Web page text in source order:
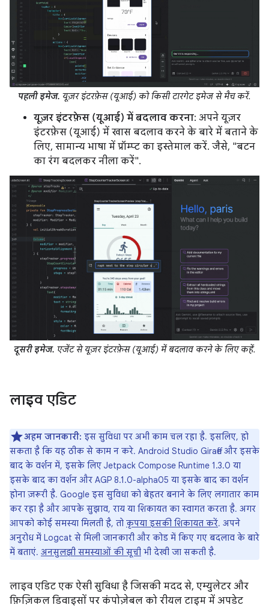
पहली इमेज. यूज़र इंटरफ़ेस (यूआई) को किसी टारगेट इमेज से मैच करें.
यूज़र इंटरफ़ेस (यूआई) में बदलाव करना: अपने यूज़र
इंटरफ़ेस (यूआई) में खास बदलाव करने के बारे में बताने के
लिए, सामान्य भाषा में प्रॉम्प्ट का इस्तेमाल करें. जैसे, "बटन
का रंग बदलकर नीला करें".
दूसरी इमेज. एजेंट से यूज़र इंटरफ़ेस (यूआई) में बदलाव करने के लिए कहें.
लाइव एडिट
अहम जानकारी: इस सुविधा पर अभी काम चल रहा है. इसलिए, हो
सकता है कि यह ठीक से काम न करे. Android Studio Giraffe और इसके
बाद के वर्शन में, इसके लिए Jetpack Compose Runtime 1.3.0 या
इसके बाद का वर्शन और AGP 8.1.0-alpha05 या इसके बाद का वर्शन
होना ज़रूरी है. Google इस सुविधा को बेहतर बनाने के लिए लगातार काम
कर रहा है और आपके सुझाव, राय या शिकायत का स्वागत करता है. अगर
आपको कोई समस्या मिलती है, तो कृपया इसकी शिकायत करें. अपने
अनुरोध में Logcat से मिली जानकारी और कोड में किए गए बदलाव के बारे
में बताएं. अनसुलझी समस्याओं की सूची भी देखी जा सकती है.
लाइव एडिट एक ऐसी सुविधा है जिसकी मदद से, एम्युलेटर और
फ़िज़िकल डिवाइसों पर कंपोज़ेबल को रीयल टाइम में अपडेट